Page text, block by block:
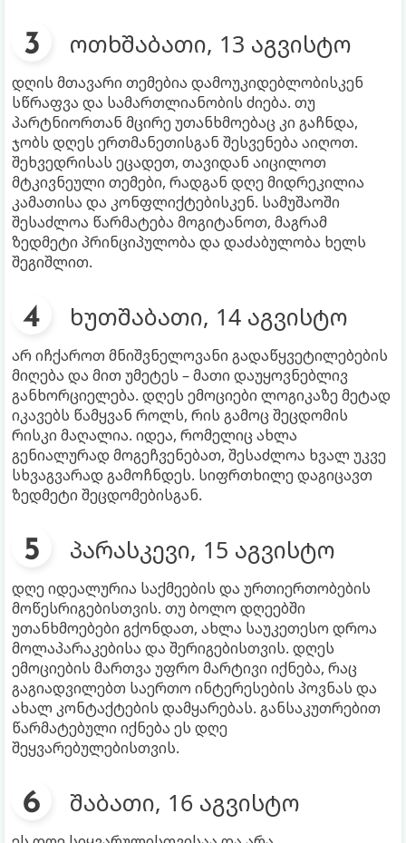
ოთხშაბათი, 13 აგვისტო
დღის მთავარი თემებია დამოუკიდებლობისკენ
სწრაფვა და სამართლიანობის ძიება. თუ
პარტნიორთან მცირე უთანხმოებაც კი გაჩნდა,
ჯობს დღეს ერთმანეთისგან შესვენება აიღოთ.
შეხვედრისას ეცადეთ, თავიდან აიცილოთ
მტკივნეული თემები, რადგან დღე მიდრეკილია
კამათისა და კონფლიქტებისკენ. სამუშაოში
შესაძლოა წარმატება მოგიტანოთ, მაგრამ
ზედმეტი პრინციპულობა და დაძაბულობა ხელს
შეგიშლით.
ხუთშაბათი, 14 აგვისტო
არ იჩქაროთ მნიშვნელოვანი გადაწყვეტილებების
მიღება და მით უმეტეს – მათი დაუყოვნებლივ
განხორციელება. დღეს ემოციები ლოგიკაზე მეტად
იკავებს წამყვან როლს, რის გამოც შეცდომის
რისკი მაღალია. იდეა, რომელიც ახლა
გენიალურად მოგეჩვენებათ, შესაძლოა ხვალ უკვე
სხვაგვარად გამოჩნდეს. სიფრთხილე დაგიცავთ
ზედმეტი შეცდომებისგან.
პარასკევი, 15 აგვისტო
დღე იდეალურია საქმეების და ურთიერთობების
მოწესრიგებისთვის. თუ ბოლო დღეებში
უთანხმოებები გქონდათ, ახლა საუკეთესო დროა
მოლაპარაკებისა და შერიგებისთვის. დღეს
ემოციების მართვა უფრო მარტივი იქნება, რაც
გაგიადვილებთ საერთო ინტერესების პოვნას და
ახალ კონტაქტების დამყარებას. განსაკუთრებით
წარმატებული იქნება ეს დღე
შეყვარებულებისთვის.
შაბათი, 16 აგვისტო